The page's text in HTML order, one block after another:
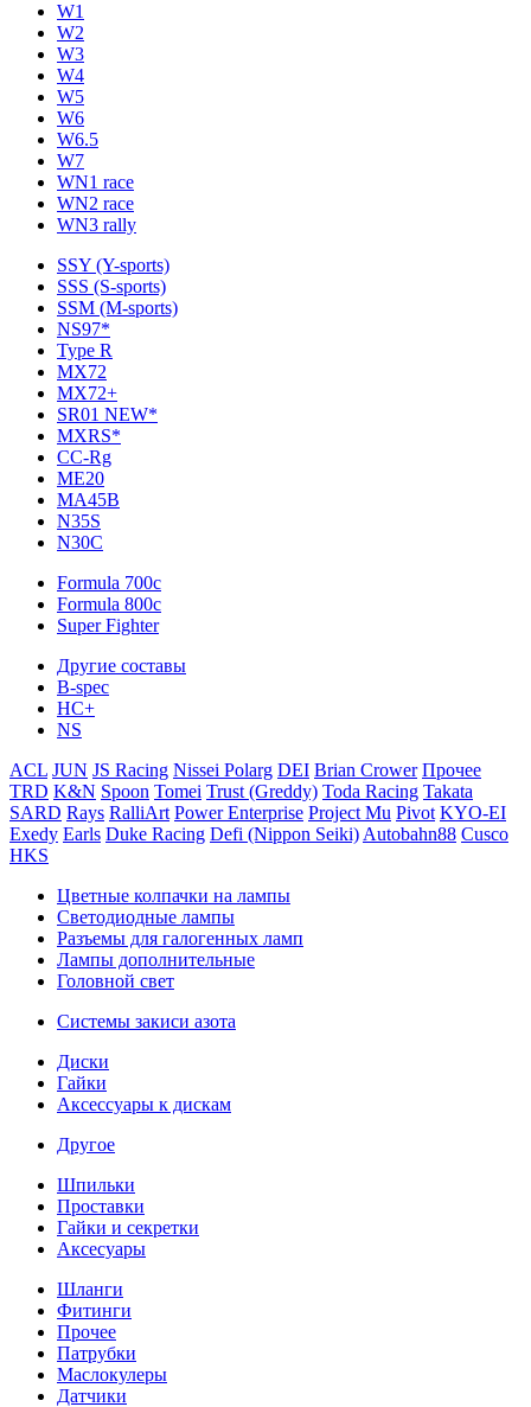
W1
W2
W3
W4
W5
W6
W6.5
W7
WN1 race
WN2 race
WN3 rally
SSY (Y-sports)
SSS (S-sports)
SSM (M-sports)
NS97*
Type R
MX72
MX72+
SR01 NEW*
MXRS*
CC-Rg
ME20
MA45B
N35S
N30C
Formula 700c
Formula 800c
Super Fighter
Другие составы
B-spec
HC+
NS
ACL JUN JS Racing Nissei Polarg DEI Brian Crower Прочее
TRD K&N Spoon Tomei Trust (Greddy) Toda Racing Takata
SARD Rays RalliArt Power Enterprise Project Mu Pivot KYO-EI
Exedy Earls Duke Racing Defi (Nippon Seiki) Autobahn88 Cusco
HKS
Цветные колпачки на лампы
Светодиодные лампы
Разъемы для галогенных ламп
Лампы дополнительные
Головной свет
Системы закиси азота
Диски
Гайки
Аксессуары к дискам
Другое
Шпильки
Проставки
Гайки и секретки
Аксесуары
Шланги
Фитинги
Прочее
Патрубки
Маслокулеры
Датчики